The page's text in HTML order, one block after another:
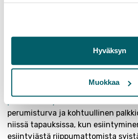
Hyväksyn
Muokkaa
vaatima valmisteluaika.
Esitelmänpitäjän, kouluttajan tai
asiantuntijan tulee saada matka-
verohallinnon
perumisturva ja kohtuullinen
niissä tapauksissa, kun
esiintyjästä riippumattomista